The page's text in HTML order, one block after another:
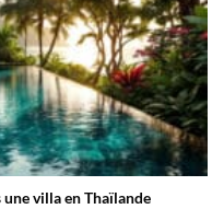
une villa en Thaïlande